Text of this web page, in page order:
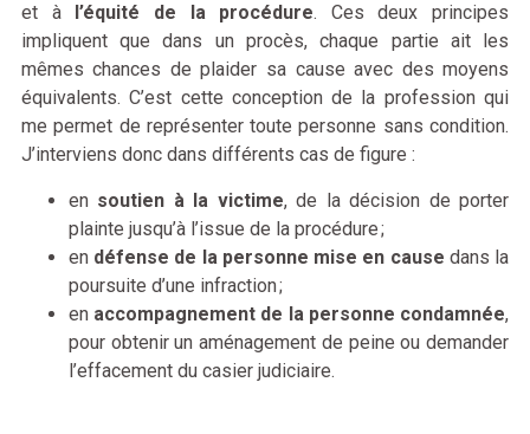
et à
l’équité de la procédure. Ces deux principes
impliquent que dans un procès, chaque partie ait les
mêmes chances de plaider sa cause avec des moyens
équivalents. C’est cette conception de la profession qui
me permet de représenter toute personne sans condition.
J’interviens donc dans différents cas de figure :
en soutien à la victime, de la décision de porter
plainte jusqu’à l’issue de la procédure ;
en défense de la personne mise en cause dans la
poursuite d’une infraction ;
en accompagnement de la personne condamnée,
pour obtenir un aménagement de peine ou demander
l’effacement du casier judiciaire.